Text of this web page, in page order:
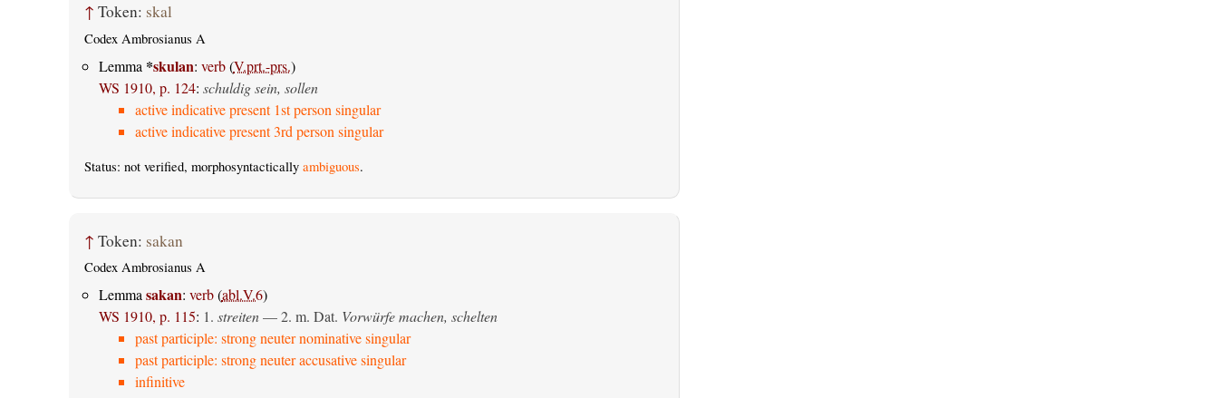
↑ Token: skal
Codex Ambrosianus A
Lemma *skulan: verb(V.prt.-prs.)
WS 1910, p. 124: schuldig sein, sollen
active indicative present 1st person singular
active indicative present 3rd person singular
Status: not verified, morphosyntactically ambiguous.
↑ Token: sakan
Codex Ambrosianus A
Lemmasakan: verb(abl.V.6)
WS 1910, p. 115: 1. streiten— 2. m. Dat. Vorwürfe machen, schelten
past participle: strong neuter nominative singular
past participle: strong neuter accusative singular
infinitive